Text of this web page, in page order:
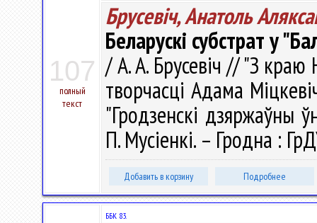
107
полный
текст
Брусевіч, Анатоль
Беларускі субстрат у
/ А. А. Брусевіч // "З краю
творчасці Адама
"Гродзенскі дзяржаўны
П. Мусіенкі. – Гродна :
Добавить в корзину Подробнее
ББК 83.